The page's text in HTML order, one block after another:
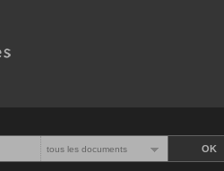
tous les documents